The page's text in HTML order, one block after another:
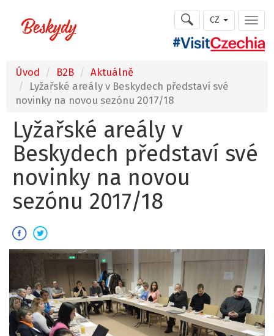
CZ
Úvod B2B
Aktuálně
Lyžařské areály v Beskydech představí své
novinky na novou sezónu 2017/18
Lyžařské areály v
Beskydech představí své
novinky na novou
sezónu 2017/18